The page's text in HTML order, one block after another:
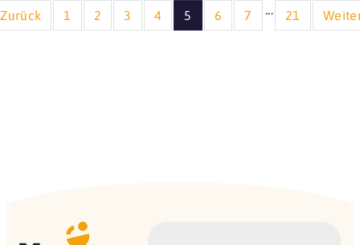
Zurück 1 2 3 4 5 6 7 21